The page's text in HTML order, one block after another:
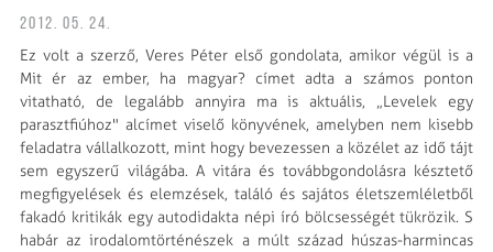
2012. 05. 24.
Ez volt a szerző, Veres Péter első gondolata, amikor végül is a
Mit ér az ember, ha magyar? címet adta a számos ponton
vitatható, de legalább annyira ma is aktuális, „Levelek egy
parasztfiúhoz" alcímet viselő könyvének, amelyben nem kisebb
feladatra vállalkozott, mint hogy bevezessen a közélet az idő tájt
sem egyszerű világába. A vitára és továbbgondolásra késztető
megfigyelések és elemzések, találó és sajátos életszemléletből
fakadó kritikák egy autodidakta népi író bölcsességét tükrözik. S
habár az irodalomtörténészek a múlt század húszas-harmincas